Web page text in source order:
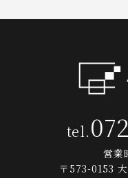
tel.
営業
〒573-0153